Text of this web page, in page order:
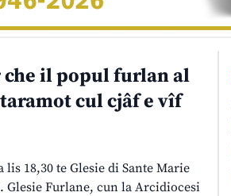
il popul furlan al
cul cjâf e vîf
lis 18,30 te Glesie di Sante Marie
Glesie Furlane, cun la Arcidiocesi